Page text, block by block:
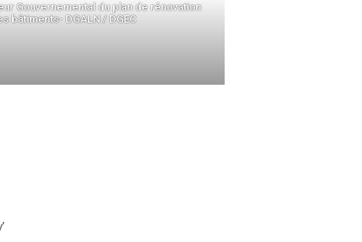
Gouvernemental du plan de rénovation
bâtiments- DGALN / DGEC